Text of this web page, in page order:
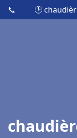
📞 🕒